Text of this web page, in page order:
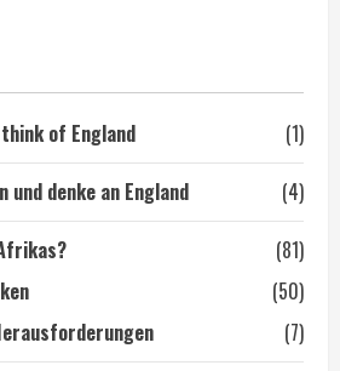
of England
(1)
und denke an England
(4)
(81)
(50)
(7)